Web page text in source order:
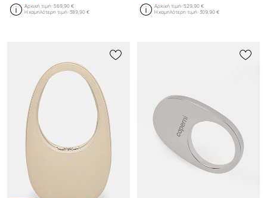
Αρχική τιμή:569,90 €
Η χαμηλότερη τιμή:389,90 €
Αρχική τιμή:529,90 €
Η χαμηλότερη τιμή:309,90 €